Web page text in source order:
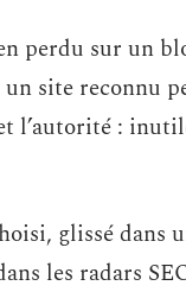
perdu sur un
site reconnu
:
glissé
les radars